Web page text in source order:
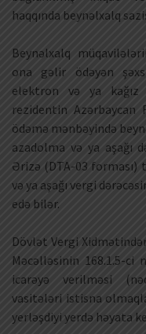
haqqında beynəlxalq
Beynəlxalq
ona gəlir ödəyən
elektron və ya kağız
rezidentin Azərbaycan
ödəmə mənbəyində
azadolma və ya aşağı
Ərizə (DTA-03 forması)
və ya aşağı vergi
edə bilər.
Dövlət Vergi
Məcəlləsinin 168.1.5-ci
icarəyə verilməsi
vasitələri istisna
yerləşdiyi yerdə həyata